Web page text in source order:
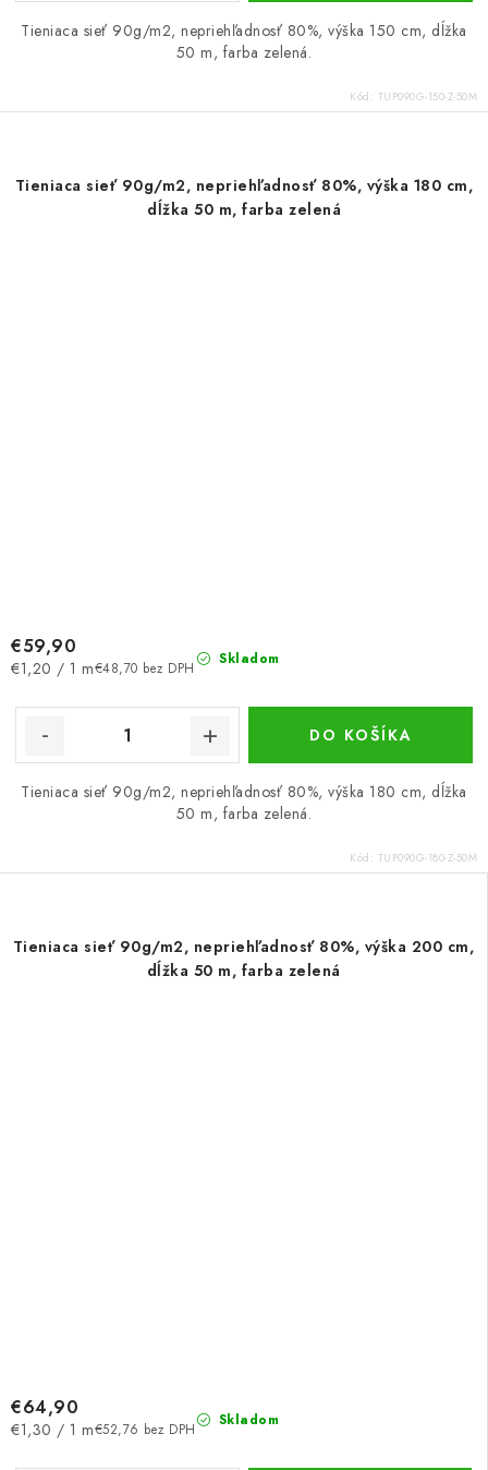
Tieniaca sieť 90g/m2, nepriehľadnosť 80%, výška 150 cm, dĺžka
50 m, farba zelená.
Kód: TUP090G-150-Z-50M
Tieniaca sieť 90g/m2, nepriehľadnosť 80%, výška 180 cm,
dĺžka 50 m, farba zelená
Skladom
€48,70 bez DPH
€59,90
Jednotková
€1,20 / 1 m
DO KOŠÍKA
Tieniaca sieť 90g/m2, nepriehľadnosť 80%, výška 180 cm, dĺžka
50 m, farba zelená.
Kód: TUP090G-180-Z-50M
Tieniaca sieť 90g/m2, nepriehľadnosť 80%, výška 200 cm,
dĺžka 50 m, farba zelená
Skladom
€52,76 bez DPH
€64,90
Jednotková
€1,30 / 1 m